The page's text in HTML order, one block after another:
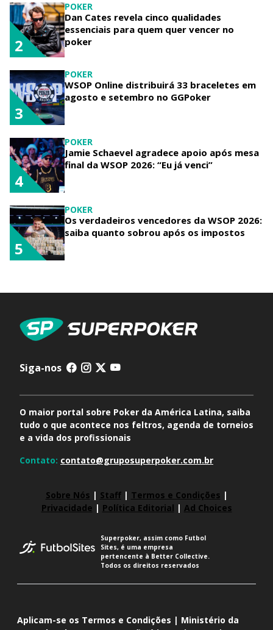
POKER
Dan Cates revela cinco qualidades
essenciais para quem quer vencer no
poker
2
POKER
WSOP Online distribuirá 33 braceletes em
agosto e setembro no GGPoker
3
POKER
Jamie Schaevel agradece apoio após mesa
final da WSOP 2026: “Eu já venci”
4
POKER
Os verdadeiros vencedores da WSOP 2026:
saiba quanto sobrou após os impostos
5
Siga-nos
O maior portal sobre Poker da América Latina, saiba
tudo o que acontece nos feltros, agenda de torneios
e a vida dos profissionais
Contato: contato@gruposuperpoker.com.br
Sobre Nós | Staff| Termos e Condições |
Privacidade | Política Editorial | Ad Choices
Superpoker, assim como Futbol
Sites, é uma empresa
pertencente à Better Collective.
Todos os direitos reservados
Aplicam-se os Termos e Condições | Ministério da